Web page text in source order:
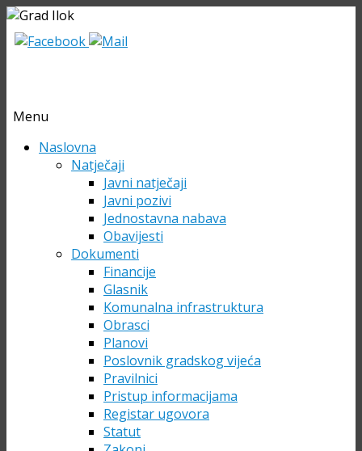
Menu
Skip Naslovna
Natječaji
Javni natječaji
Javni pozivi
Jednostavna nabava
Obavijesti
Dokumenti
Financije
Glasnik
Komunalna infrastruktura
Obrasci
Planovi
Poslovnik gradskog vijeća
Pravilnici
Pristup informacijama
Registar ugovora
Statut